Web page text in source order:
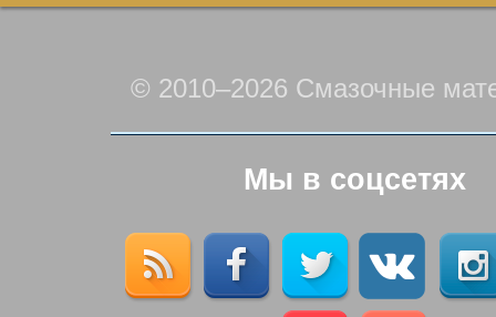
© 2010–2026 Смазочные
Мы в соцсетях